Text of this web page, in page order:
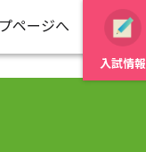
ページへ
入試情報